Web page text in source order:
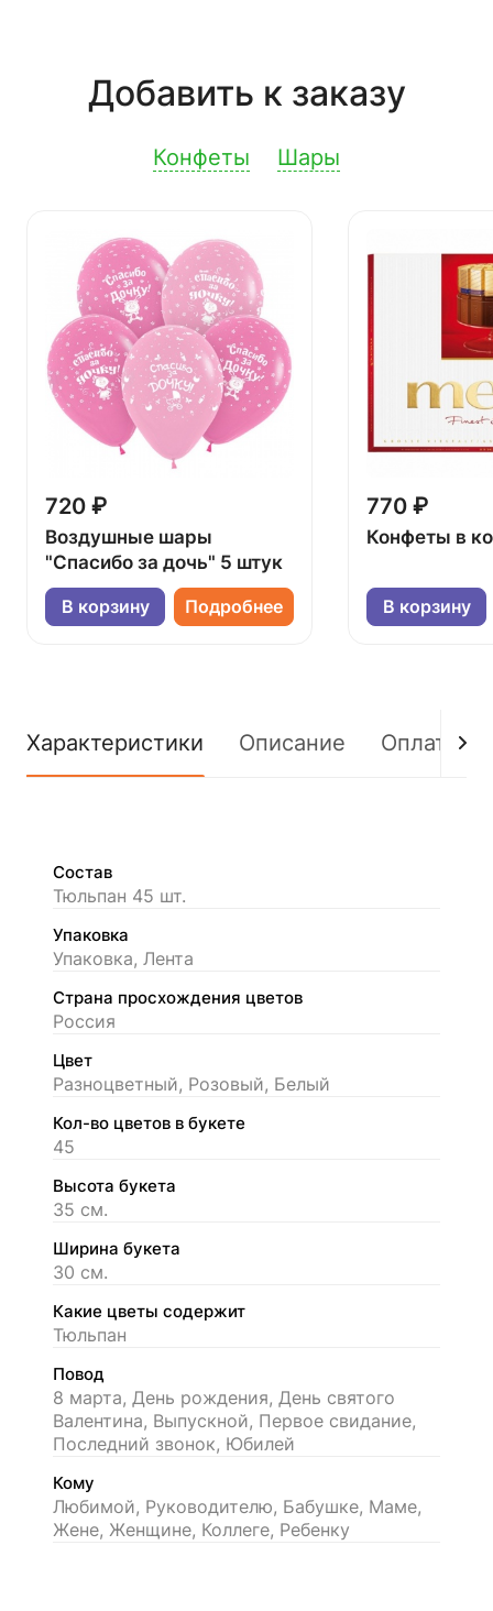
Добавить к заказу
Конфеты Шары
720 ₽
Воздушные шары
"Спасибо за дочь" 5 штук
В корзину Подробнее
770 ₽
Конфеты в
В корзину
Характеристики Описание Оплата
Состав
Тюльпан 45 шт.
Упаковка
Упаковка, Лента
Страна просхождения цветов
Россия
Цвет
Разноцветный, Розовый, Белый
Кол-во цветов в букете
45
Высота букета
35 см.
Ширина букета
30 см.
Какие цветы содержит
Тюльпан
Повод
8 марта, День рождения, День святого
Валентина, Выпускной, Первое свидание,
Последний звонок, Юбилей
Кому
Любимой, Руководителю, Бабушке, Маме,
Жене, Женщине, Коллеге, Ребенку